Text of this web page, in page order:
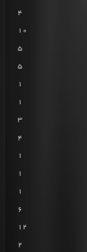
4
10
5
5
1
1
3
4
1
1
1
6
12
2